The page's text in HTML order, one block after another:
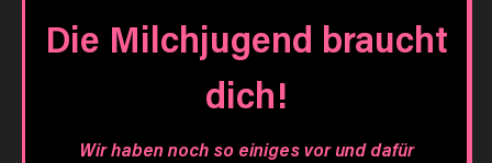
Die Milchjugend braucht
dich!
Wir haben noch so einiges vor und dafür